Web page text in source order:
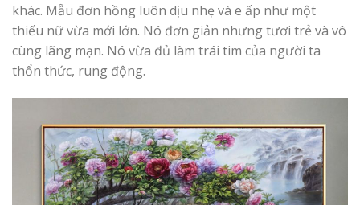
khác. Mẫu đơn hồng luôn dịu nhẹ và e ấp như một
thiếu nữ vừa mới lớn. Nó đơn giản nhưng tươi trẻ và vô
cùng lãng mạn. Nó vừa đủ làm trái tim của người ta
thổn thức, rung động.